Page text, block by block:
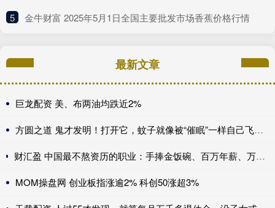
5 ​金牛财富 2025年5月1日全国主要批发市场香蕉价格行情
最新文章
巨龙配资 美、布两油均跌近2%
方圆之道 鬼才发明！打开它，蚊子就像被“催眠”一样自己飞进去送死
财汇盈 中国最不熬资历的职业：手捧金饭碗、百万年薪、万亿市场，不看经验、新人辈出？
MOM操盘网 创业板指涨逾2% 科创50涨超3%